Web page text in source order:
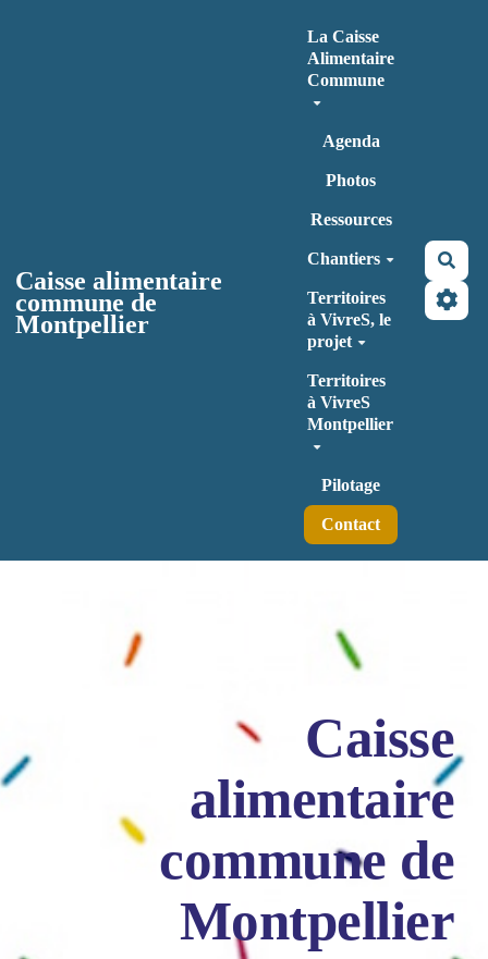
Caisse alimentaire
commune de
Montpellier
La Caisse
Alimentaire
Commune
Agenda
Photos
Ressources
Chantiers
Territoires
à VivreS, le
projet
Territoires
à VivreS
Montpellier
Pilotage
Contact
Caisse
alimentaire
commune de
Montpellier